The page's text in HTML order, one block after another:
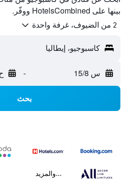
بينها على HotelsCombined ووفّر.
2 من الضيوف، غرفة واحدة
كاسبوجيو، إيطاليا
س 15/8 - ح
بحث
...والمزيد